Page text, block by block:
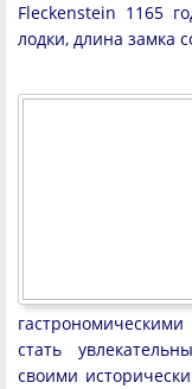
Fleckenstein 1165
лодки, длина замка
стать
своими